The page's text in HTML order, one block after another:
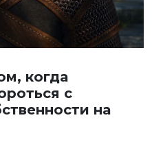
когда
с
на